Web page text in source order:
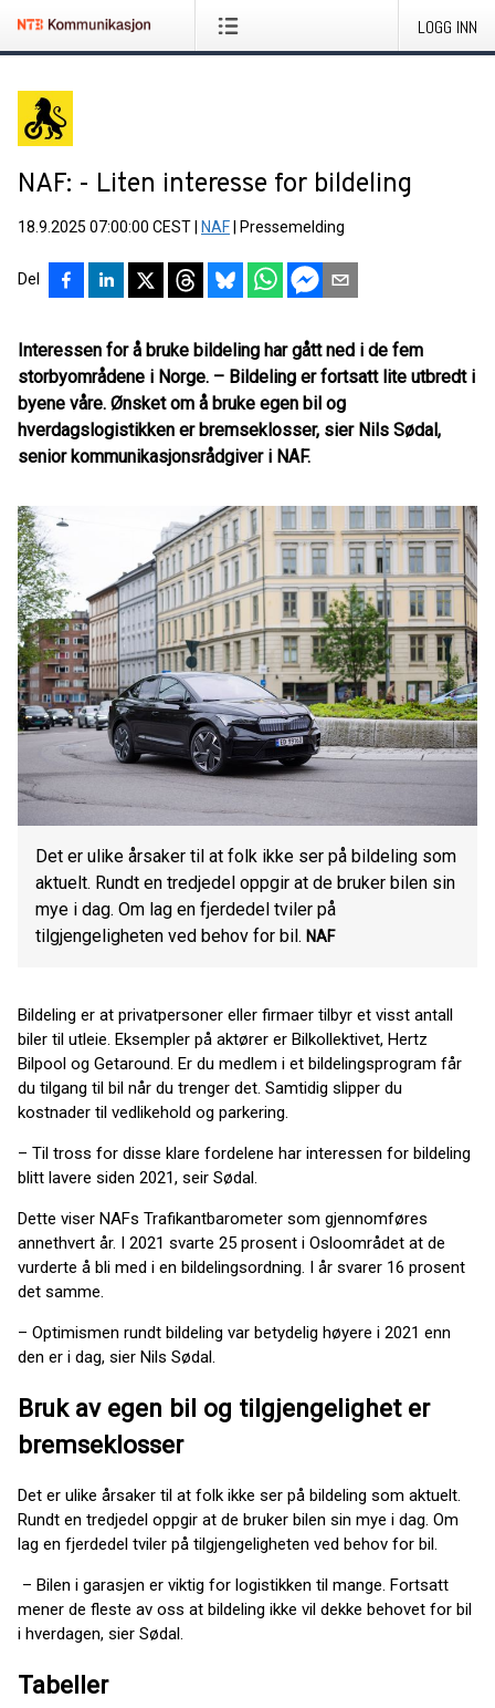
LOGG INN
NAF: - Liten interesse for bildeling
18.9.2025 07:00:00 CEST NAF Pressemelding
Del
Interessen for å bruke bildeling har gått ned i de fem
storbyområdene i Norge. – Bildeling er fortsatt lite utbredt i
byene våre. Ønsket om å bruke egen bil og
hverdagslogistikken er bremseklosser, sier Nils Sødal,
senior kommunikasjonsrådgiver i NAF.
Det er ulike årsaker til at folk ikke ser på bildeling som
aktuelt. Rundt en tredjedel oppgir at de bruker bilen sin
mye i dag. Om lag en fjerdedel tviler på
tilgjengeligheten ved behov for bil. NAF
Bildeling er at privatpersoner eller firmaer tilbyr et visst antall
biler til utleie. Eksempler på aktører er Bilkollektivet, Hertz
Bilpool og Getaround. Er du medlem i et bildelingsprogram får
du tilgang til bil når du trenger det. Samtidig slipper du
kostnader til vedlikehold og parkering.
– Til tross for disse klare fordelene har interessen for bildeling
blitt lavere siden 2021, seir Sødal.
Dette viser NAFs Trafikantbarometer som gjennomføres
annethvert år. I 2021 svarte 25 prosent i Osloområdet at de
vurderte å bli med i en bildelingsordning. I år svarer 16 prosent
det samme.
– Optimismen rundt bildeling var betydelig høyere i 2021 enn
den er i dag, sier Nils Sødal.
Bruk av egen bil og tilgjengelighet er
bremseklosser
Det er ulike årsaker til at folk ikke ser på bildeling som aktuelt.
Rundt en tredjedel oppgir at de bruker bilen sin mye i dag. Om
lag en fjerdedel tviler på tilgjengeligheten ved behov for bil.
– Bilen i garasjen er viktig for logistikken til mange. Fortsatt
mener de fleste av oss at bildeling ikke vil dekke behovet for bil
i hverdagen, sier Sødal.
Tabeller